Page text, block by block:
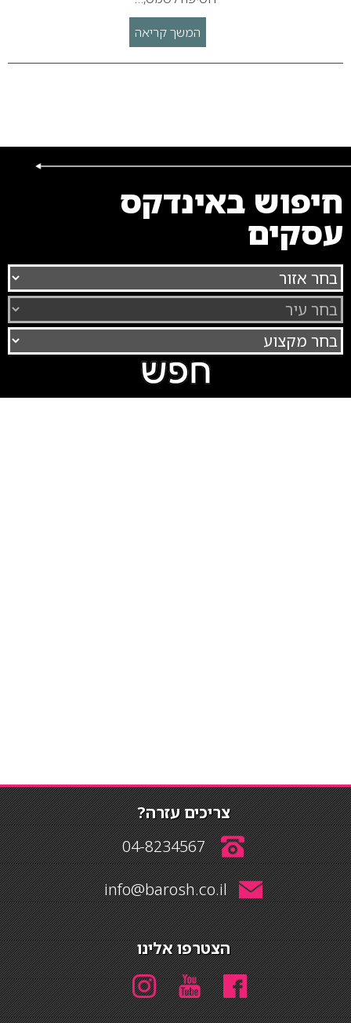
המשך קריאה
חיפוש באינדקס
עסקים
צריכים עזרה?
04-8234567
info@barosh.co.il
הצטרפו אלינו